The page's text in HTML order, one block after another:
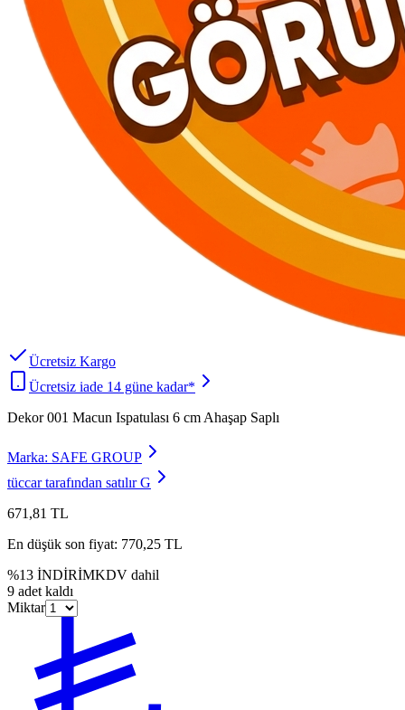
Ücretsiz Kargo
Ücretsiz iade 14 güne kadar*
Dekor 001 Macun Ispatulası 6 cm Ahaşap Saplı
Marka: SAFE GROUP
tüccar tarafından satılır G
671,81 TL
En düşük son fiyat: 770,25 TL
%13 İNDİRİMKDV dahil
9 adet kaldı
Miktar